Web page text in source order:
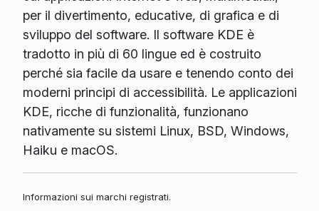
per il divertimento, educative, di grafica e di
sviluppo del software. Il software KDE è
tradotto in più di 60 lingue ed è costruito
perché sia facile da usare e tenendo conto dei
moderni principi di accessibilità. Le applicazioni
KDE, ricche di funzionalità, funzionano
nativamente su sistemi Linux, BSD, Windows,
Haiku e macOS.
Informazioni sui marchi registrati.